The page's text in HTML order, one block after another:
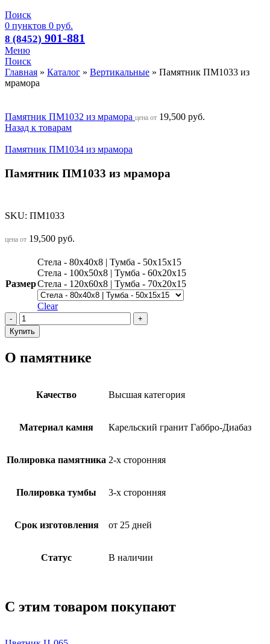
Поиск
0 пунктов 0 руб.
8 (8452) 901-881
Меню
Поиск
Главная » Каталог » Вертикальные » Памятник ПМ1033 из
мрамора
Памятник ПМ1032 из мрамора цена от 19,500 руб.
Назад к товарам
Памятник ПМ1034 из мрамора
Памятник ПМ1033 из мрамора
SKU: ПМ1033
цена от 19,500 руб.
Размер
Стела - 80х40х8 | Тумба - 50х15х15
Стела - 100х50х8 | Тумба - 60х20х15
Стела - 120х60х8 | Тумба - 70х20х15
Clear
Памятник
ПМ1033
из
quantity
Купить
О памятнике
Качество Высшая категория
Материал камня Карельский гранит Габбро-Диабаз
Полировка памятника 2-х сторонняя
Полировка тумбы 3-х сторонняя
Срок изготовления от 25 дней
Статус В наличии
С этим товаром покупают